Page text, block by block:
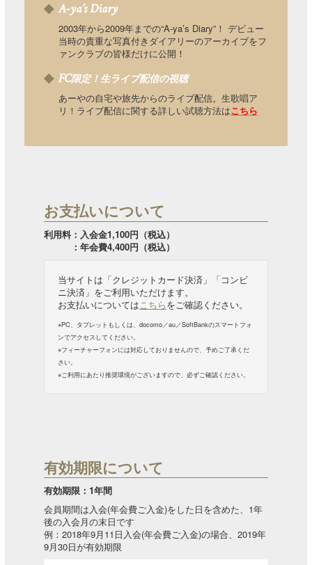
A-ya’s Diary
2003年から2009年までの“A-ya’s Diary”！ デビュー
当時の貴重な写真付きダイアリーのアーカイブをフ
ァンクラブの皆様だけに公開！
FC限定！生ライブ配信の視聴
あーやの自宅や旅先からのライブ配信。生歌唱ア
リ！ライブ配信に関する詳しい試聴方法はこちら
お支払いについて
利用料：入会金1,100円（税込）
：年会費4,400円（税込）
当サイトは「クレジットカード決済」「コンビ
ニ決済」をご利用いただけます。
お支払いについては こちらをご確認ください。
※PC、タブレットもしくは、docomo／au／SoftBankのスマートフォ
ンでアクセスしてください。
※フィーチャーフォンには対応しておりませんので、予めご了承くだ
さい。
※ご利用にあたり推奨環境がございますので、必ずご確認ください。
有効期限について
有効期限：1年間
会員期間は入会(年会費ご入金)をした日を含めた、1年
後の入会月の末日です
例：2018年9月11日入会(年会費ご入金)の場合、2019年
9月30日が有効期限